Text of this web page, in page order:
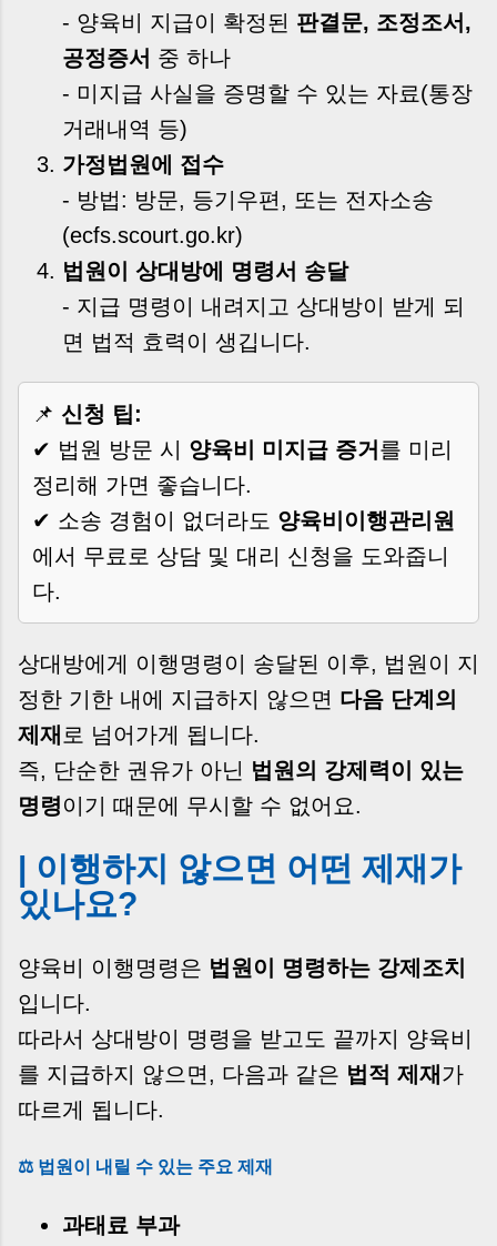
- 양육비 지급이 확정된 판결문, 조정조서,
공정증서 중 하나
- 미지급 사실을 증명할 수 있는 자료(통장
거래내역 등)
가정법원에 접수
- 방법: 방문, 등기우편, 또는 전자소송
(ecfs.scourt.go.kr)
법원이 상대방에 명령서 송달
- 지급 명령이 내려지고 상대방이 받게 되
면 법적 효력이 생깁니다.
📌 신청 팁:
✔ 법원 방문 시 양육비 미지급 증거 를 미리
정리해 가면 좋습니다.
✔ 소송 경험이 없더라도 양육비이행관리원
에서 무료로 상담 및 대리 신청을 도와줍니
다.
상대방에게 이행명령이 송달된 이후, 법원이 지
정한 기한 내에 지급하지 않으면 다음 단계의
제재 로 넘어가게 됩니다.
즉, 단순한 권유가 아닌 법원의 강제력이 있는
명령이기 때문에 무시할 수 없어요.
| 이행하지 않으면 어떤 제재가
있나요?
양육비 이행명령은 법원이 명령하는 강제조치
입니다.
따라서 상대방이 명령을 받고도 끝까지 양육비
를 지급하지 않으면, 다음과 같은 법적 제재가
따르게 됩니다.
⚖️ 법원이 내릴 수 있는 주요 제재
과태료 부과